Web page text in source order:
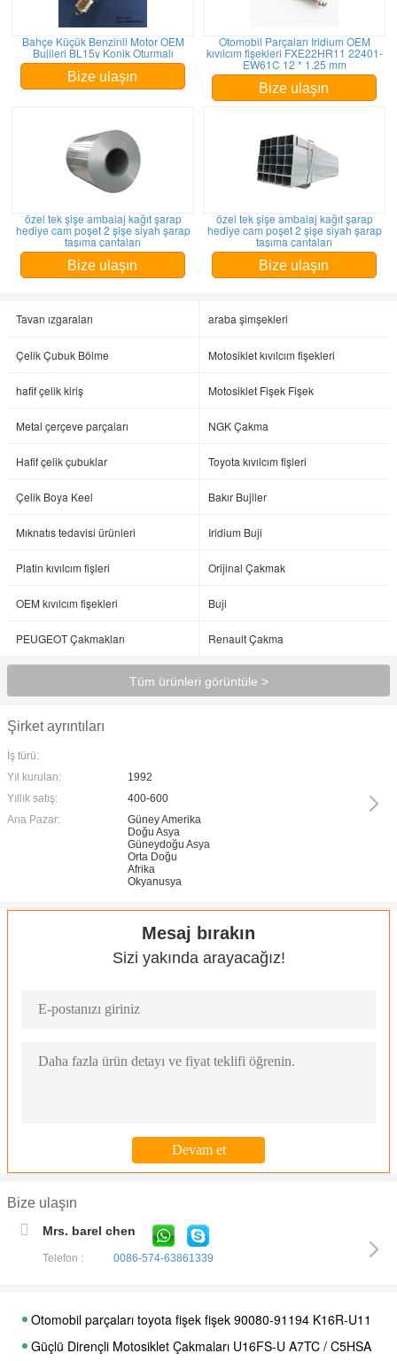
Bahçe Küçük Benzinli Motor OEM
Bujileri BL15y Konik Oturmalı
Bize ulaşın
Otomobil Parçaları Iridium OEM
kıvılcım fişekleri FXE22HR11 22401-
EW61C 12 * 1.25 mm
Bize ulaşın
özel tek şişe ambalaj kağıt şarap
hediye cam poşet 2 şişe siyah şarap
taşıma çantaları
Bize ulaşın
özel tek şişe ambalaj kağıt şarap
hediye cam poşet 2 şişe siyah şarap
taşıma çantaları
Bize ulaşın
Tavan ızgaraları araba şimşekleri
Çelik Çubuk Bölme Motosiklet kıvılcım fişekleri
hafif çelik kiriş Motosiklet Fişek Fişek
Metal çerçeve parçaları NGK Çakma
Hafif çelik çubuklar Toyota kıvılcım fişleri
Çelik Boya Keel Bakır Bujiler
Mıknatıs tedavisi ürünleri Iridium Buji
Platin kıvılcım fişleri Orijinal Çakmak
OEM kıvılcım fişekleri Buji
PEUGEOT Çakmakları Renault Çakma
Tüm ürünleri görüntüle >
Şirket ayrıntıları
İş türü:
Yıl kurulan:
1992
Yıllık satış:
400-600
Ana Pazar:
Güney Amerika
Doğu Asya
Güneydoğu Asya
Orta Doğu
Afrika
Okyanusya
Mesaj bırakın
Sizi yakında arayacağız!
Bize ulaşın
Mrs. barel chen
Telefon : 0086-574-63861339
Otomobil parçaları toyota fişek fişek 90080-91194 K16R-U11
Güçlü Dirençli Motosiklet Çakmaları U16FS-U A7TC / C5HSA /